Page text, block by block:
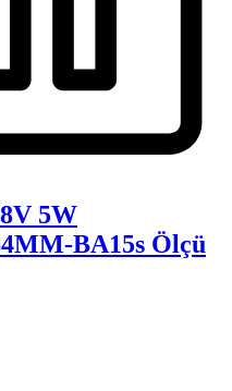
5W
BA15s Ölçü